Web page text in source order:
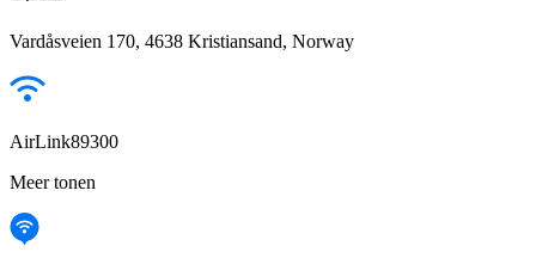
Vardåsveien 170, 4638 Kristiansand, Norway
AirLink89300
Meer tonen